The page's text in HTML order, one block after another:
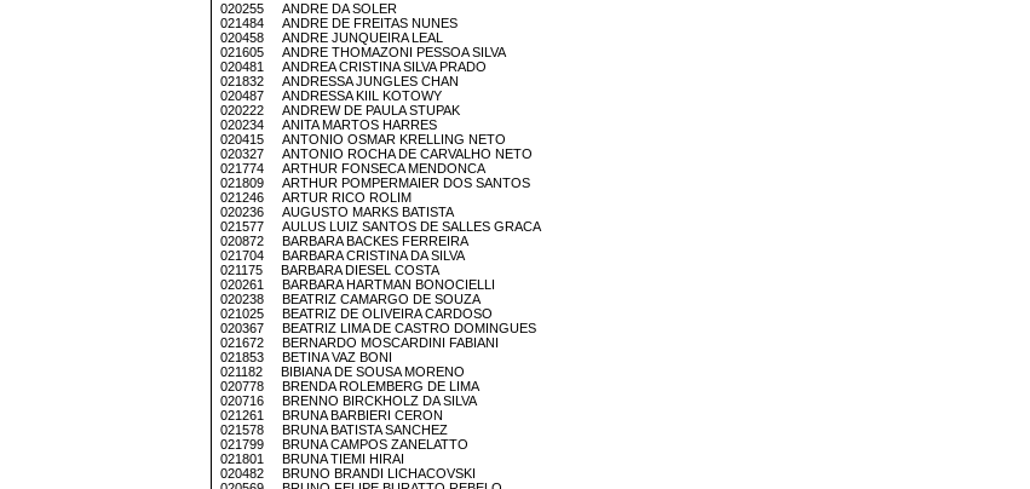
020255 ANDRE DA SOLER
021484 ANDRE DE FREITAS NUNES
020458 ANDRE JUNQUEIRA LEAL
021605 ANDRE THOMAZONI PESSOA SILVA
020481 ANDREA CRISTINA SILVA PRADO
021832 ANDRESSA JUNGLES CHAN
020487 ANDRESSA KIIL KOTOWY
020222 ANDREW DE PAULA STUPAK
020234 ANITA MARTOS HARRES
020415 ANTONIO OSMAR KRELLING NETO
020327 ANTONIO ROCHA DE CARVALHO NETO
021774 ARTHUR FONSECA MENDONCA
021809 ARTHUR POMPERMAIER DOS SANTOS
021246 ARTUR RICO ROLIM
020236 AUGUSTO MARKS BATISTA
021577 AULUS LUIZ SANTOS DE SALLES GRACA
020872 BARBARA BACKES FERREIRA
021704 BARBARA CRISTINA DA SILVA
021175 BARBARA DIESEL COSTA
020261 BARBARA HARTMAN BONOCIELLI
020238 BEATRIZ CAMARGO DE SOUZA
021025 BEATRIZ DE OLIVEIRA CARDOSO
020367 BEATRIZ LIMA DE CASTRO DOMINGUES
021672 BERNARDO MOSCARDINI FABIANI
021853 BETINA VAZ BONI
021182 BIBIANA DE SOUSA MORENO
020778 BRENDA ROLEMBERG DE LIMA
020716 BRENNO BIRCKHOLZ DA SILVA
021261 BRUNA BARBIERI CERON
021578 BRUNA BATISTA SANCHEZ
021799 BRUNA CAMPOS ZANELATTO
021801 BRUNA TIEMI HIRAI
020482 BRUNO BRANDI LICHACOVSKI